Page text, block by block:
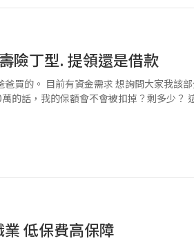
險丁型. 提領還是借款
買的。 目前有資金需求 想詢問大家我該
的話，我的保額會不會被扣掉？剩多少？
低保費高保障